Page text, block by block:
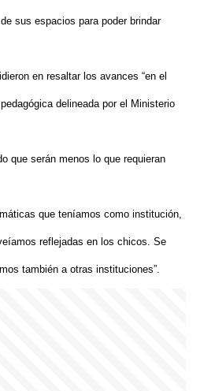
sus espacios para poder brindar
en resaltar los avances “en el
delineada por el Ministerio
que serán menos lo que requieran
que teníamos como institución,
reflejadas en los chicos. Se
también a otras instituciones”.